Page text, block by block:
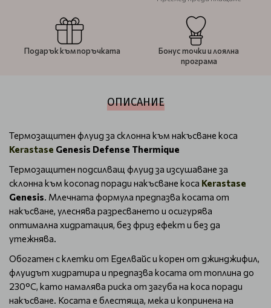
Подарък към поръчката
Бонус точки и лоялна
програма
ОПИСАНИЕ
Термозащитен флуид за склонна към накъсване коса
Kerastase Genesis Defense Thermique
Термозащитен подсилващ флуид за изсушаване за
склонна към косопад поради накъсване коса Kerastase
Genesis. Млечната формула предпазва косата от
накъсване, улеснява разресването и осигурява
оптимална хидратация, без фриз ефект и без да
утежнява.
Обогатен с клетки от Еделвайс и корен от джинджифил,
флуидът хидратира и предпазва косата от топлина до
230°C, като намалява риска от загуба на коса поради
накъсване. Косата е блестяща, мека и копринена на